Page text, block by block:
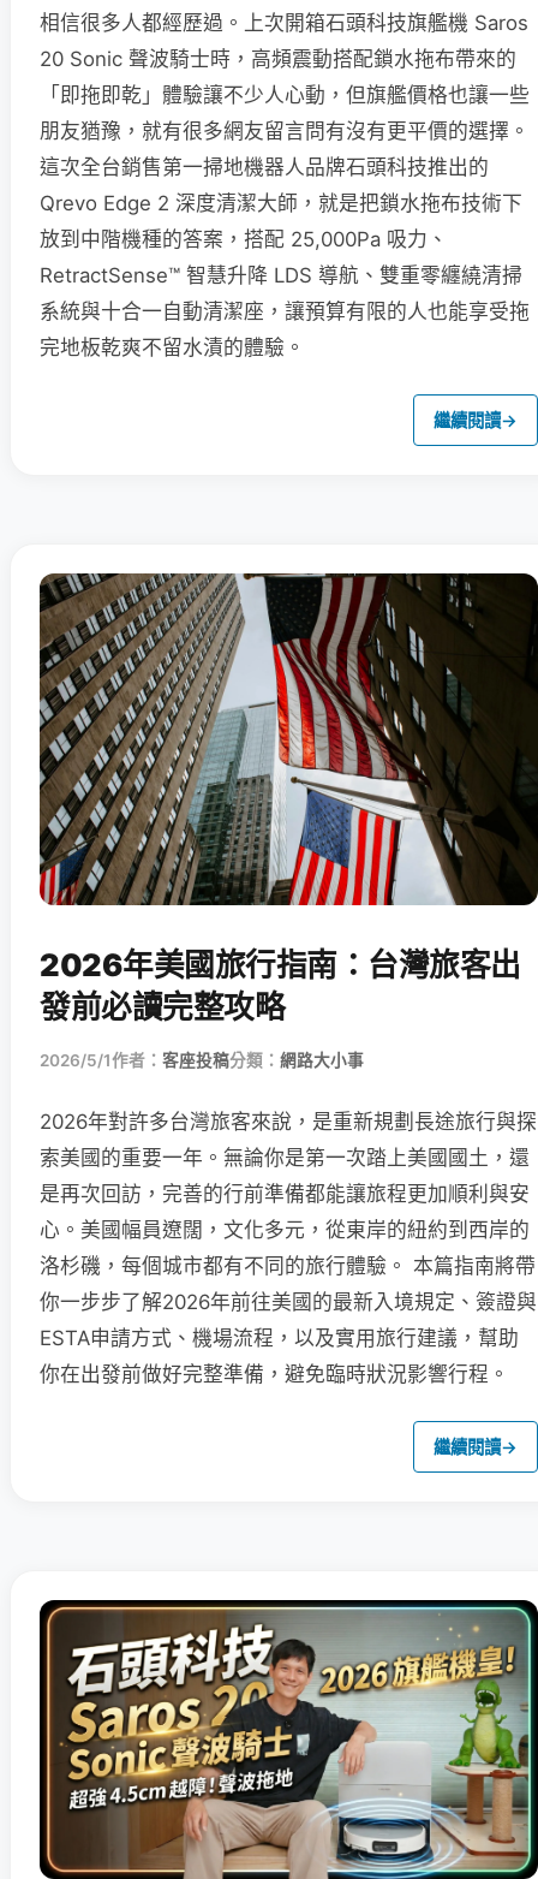
相信很多人都經歷過。上次開箱石頭科技旗艦機 Saros
20 Sonic 聲波騎士時，高頻震動搭配鎖水拖布帶來的
「即拖即乾」體驗讓不少人心動，但旗艦價格也讓一些
朋友猶豫，就有很多網友留言問有沒有更平價的選擇。
這次全台銷售第一掃地機器人品牌石頭科技推出的
Qrevo Edge 2 深度清潔大師，就是把鎖水拖布技術下
放到中階機種的答案，搭配 25,000Pa 吸力、
RetractSense™ 智慧升降 LDS 導航、雙重零纏繞清掃
系統與十合一自動清潔座，讓預算有限的人也能享受拖
完地板乾爽不留水漬的體驗。
繼續閱讀→
2026年美國旅行指南：台灣旅客出
發前必讀完整攻略
2026/5/1作者： 客座投稿分類： 網路大小事
2026年對許多台灣旅客來說，是重新規劃長途旅行與探
索美國的重要一年。無論你是第一次踏上美國國土，還
是再次回訪，完善的行前準備都能讓旅程更加順利與安
心。美國幅員遼闊，文化多元，從東岸的紐約到西岸的
洛杉磯，每個城市都有不同的旅行體驗。 本篇指南將帶
你一步步了解2026年前往美國的最新入境規定、簽證與
ESTA申請方式、機場流程，以及實用旅行建議，幫助
你在出發前做好完整準備，避免臨時狀況影響行程。
繼續閱讀→